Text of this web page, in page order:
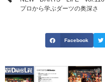
プロから学ぶダーツの奥深さ
Facebook